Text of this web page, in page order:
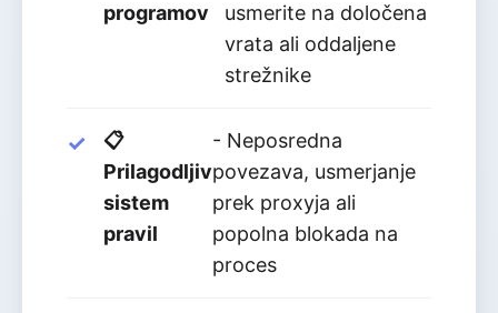
programov
usmerite na določena
vrata ali oddaljene
strežnike
📋
Prilagodljiv
sistem
pravil
- Neposredna
povezava, usmerjanje
prek proxyja ali
popolna blokada na
proces